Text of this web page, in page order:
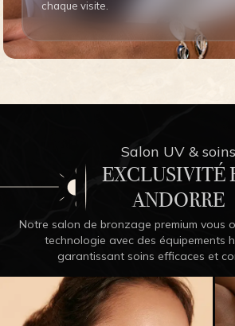
chaque visite.
Salon UV & soins
EXCLUSIVITÉ
ANDORRE
Notre salon de bronzage premium vous
technologie avec des équipements
garantissant soins efficaces et